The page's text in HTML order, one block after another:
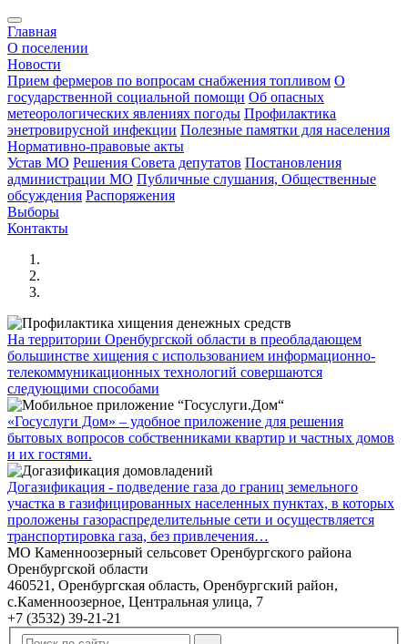
Главная
О поселении
Новости
Прием фермеров по вопросам снабжения топливом О
государственной социальной помощи Об опасных
метеорологических явлениях погоды Профилактика
энетровирусной инфекции Полезные памятки для населения
Нормативно-правовые акты
Устав МО Решения Совета депутатов Постановления
администрации МО Публичные слушания, Общественные
обсуждения Распоряжения
Выборы
Контакты
На территории Оренбургской области в преобладающем
большинстве хищения с использованием информационно-
телекоммуникационных технологий совершаются
следующими способами
«Госуслуги Дом» – удобное приложение для решения
бытовых вопросов собственниками квартир и частных домов
и их гостями.
Догазификация - подведение газа до границ земельного
участка в газифицированных населенных пунктах, в которых
проложены газораспределительные сети и осуществляется
транспортировка газа, без привлечения…
МО Каменноозерный сельсовет Оренбургского района
Оренбургской области
460521, Оренбургская область, Оренбургский район,
с.Каменноозерное, Центральная улица, 7
+7 (3532) 39-21-21